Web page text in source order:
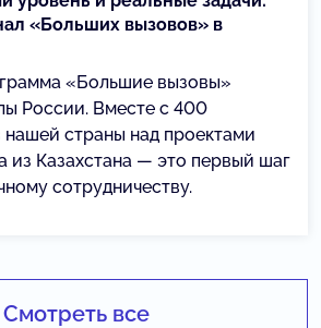
«Больших вызовов» в
«Большие вызовы»
России. Вместе с 400
страны над проектами
из Казахстана — это первый шаг
сотрудничеству.
Смотреть все